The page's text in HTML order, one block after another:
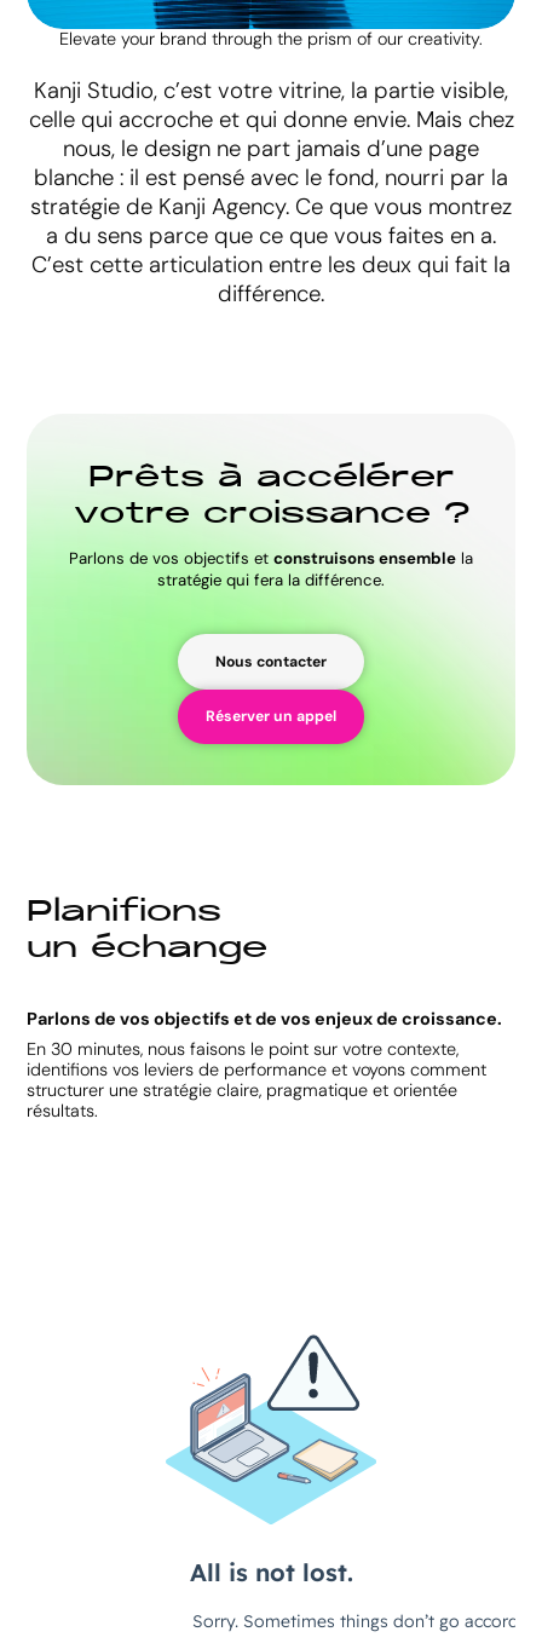
Elevate your brand through the prism of our creativity.
Kanji Studio, c’est votre vitrine, la partie visible,
celle qui accroche et qui donne envie. Mais chez
nous, le design ne part jamais d’une page
blanche : il est pensé avec le fond, nourri par la
stratégie de Kanji Agency. Ce que vous montrez
a du sens parce que ce que vous faites en a.
C’est cette articulation entre les deux qui fait la
différence.
Prêts à accélérer
votre croissance ?
Parlons de vos objectifs et construisons ensemble la
stratégie qui fera la différence.
Nous contacter
Réserver un appel
Planifions
un échange
Parlons de vos objectifs et de vos enjeux de croissance.
En 30 minutes, nous faisons le point sur votre contexte,
identifions vos leviers de performance et voyons comment
structurer une stratégie claire, pragmatique et orientée
résultats.